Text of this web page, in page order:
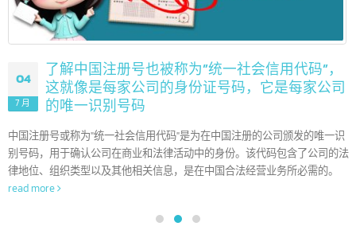
了解中国注册号也被称为”统一社会信用代码”